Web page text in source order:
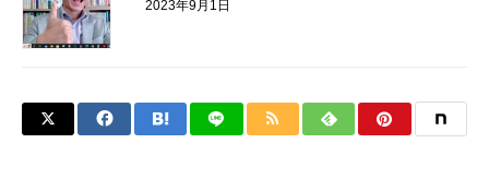
2023年9月1日